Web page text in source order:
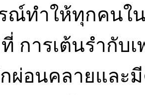
ณ์ทำให้ทุกคนใ
การเต้นรำกับ
ผ่อนคลายและ